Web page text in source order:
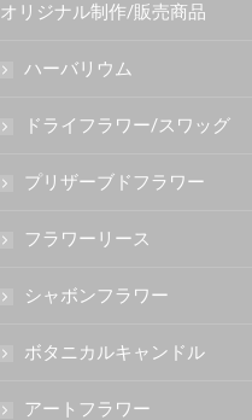
オリジナル制作/販売商品
ハーバリウム
ドライフラワー/スワッグ
プリザーブドフラワー
フラワーリース
シャボンフラワー
ボタニカルキャンドル
アートフラワー